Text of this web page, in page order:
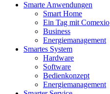
Smarte Anwendungen
Smart Home
Ein Tag mit Comexio
Business
Energiemanagement
Smartes System
Hardware
Software
Bedienkonzept
Energiemanagement